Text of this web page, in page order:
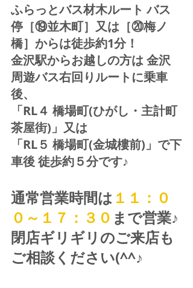
ふらっとバス材木ルート バス
停［⑲並木町］又は［⑳梅ノ
橋］からは徒歩約1分！
金沢駅からお越しの方は 金沢
周遊バス右回りルートに乗車
後、
「RL４ 橋場町(ひがし・主計町
茶屋街)」又は
「RL５ 橋場町(金城樓前)」で下
車後 徒歩約５分です♪
通常営業時間は １１：０
０～１７：３０ まで営業♪
閉店ギリギリのご来店も
ご相談ください(^^♪